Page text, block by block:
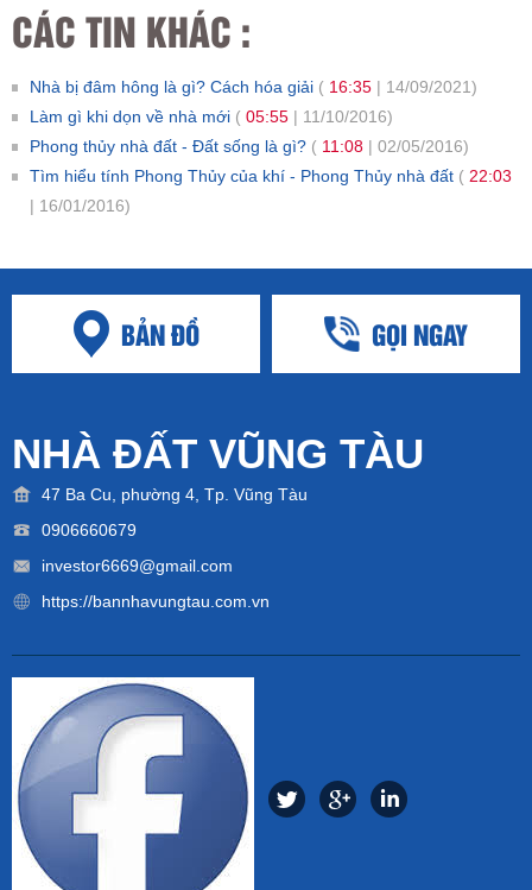
CÁC TIN KHÁC :
Nhà bị đâm hông là gì? Cách hóa giải ( 16:35 | 14/09/2021)
Làm gì khi dọn về nhà mới ( 05:55 | 11/10/2016)
Phong thủy nhà đất - Đất sống là gì? ( 11:08 | 02/05/2016)
Tìm hiểu tính Phong Thủy của khí - Phong Thủy nhà đất ( 22:03
| 16/01/2016)
BẢN ĐỒ GỌI NGAY
NHÀ ĐẤT VŨNG TÀU
47 Ba Cu, phường 4, Tp. Vũng Tàu
0906660679
investor6669@gmail.com
https://bannhavungtau.com.vn